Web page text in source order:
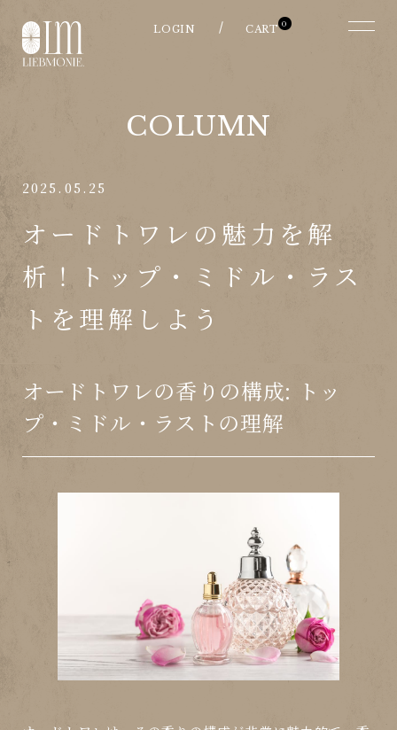
0
COLUMN
2025.05.25
オードトワレの魅力を解
析！トップ・ミドル・ラス
トを理解しよう
オードトワレの香りの構成: トッ
プ・ミドル・ラストの理解